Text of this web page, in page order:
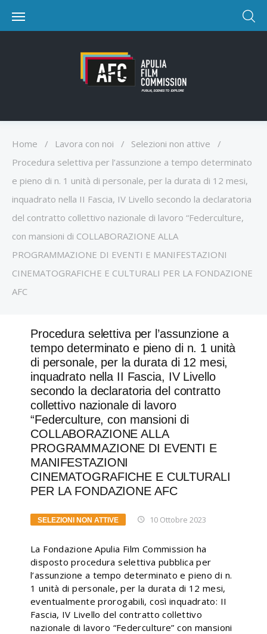
Home / Lavora con noi / Selezioni non attive
/
Procedura selettiva per l’assunzione a tempo determinato
e pieno di n. 1 unità di personale, per la durata di 12 mesi,
inquadrato nella II Fascia, IV Livello secondo la declaratoria
del contratto collettivo nazionale di lavoro “Federculture,
con mansioni di COLLABORAZIONE ALLA
PROGRAMMAZIONE DI EVENTI E MANIFESTAZIONI
CINEMATOGRAFICHE E CULTURALI PER LA FONDAZIONE
AFC
Procedura selettiva per l’assunzione a
tempo determinato e pieno di n. 1 unità
di personale, per la durata di 12 mesi,
inquadrato nella II Fascia, IV Livello
secondo la declaratoria del contratto
collettivo nazionale di lavoro
“Federculture, con mansioni di
COLLABORAZIONE ALLA
PROGRAMMAZIONE DI EVENTI E
MANIFESTAZIONI
CINEMATOGRAFICHE E CULTURALI
PER LA FONDAZIONE AFC
SELEZIONI NON ATTIVE 10 Ottobre 2023
La Fondazione Apulia Film Commission ha
disposto procedura selettiva pubblica per
l’assunzione a tempo determinato e pieno di n.
1 unità di personale, per la durata di 12 mesi,
eventualmente prorogabili, così inquadrato: II
Fascia, IV Livello del contratto collettivo
nazionale di lavoro “Federculture” con mansioni